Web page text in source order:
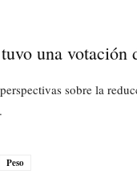
una
sobre la
Peso